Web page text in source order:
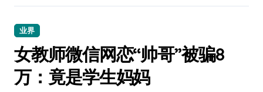
业界
女教师微信网恋“帅哥”被骗8
万：竟是学生妈妈